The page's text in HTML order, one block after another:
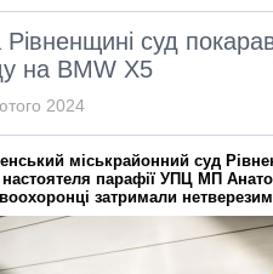
суд
на BMW X5
2024
міськрайонний суд
настоятеля парафії УПЦ МП
затримали